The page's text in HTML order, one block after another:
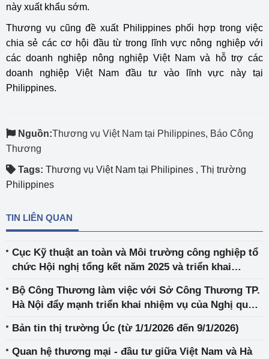
này xuất khẩu sớm.
Thương vụ cũng đề xuất Philippines phối hợp trong việc
chia sẻ các cơ hội đầu từ trong lĩnh vực nông nghiệp với
các doanh nghiệp nông nghiệp Việt Nam và hỗ trợ các
doanh nghiệp Việt Nam đầu tư vào lĩnh vực này tại
Philippines.
Nguồn:Thương vụ Việt Nam tại Philippines, Báo Công
Thương
Tags: Thương vụ Việt Nam tại Philipines , Thị trường
Philippines
TIN LIÊN QUAN
Cục Kỹ thuật an toàn và Môi trường công nghiệp tổ
chức Hội nghị tổng kết năm 2025 và triển khai
Bộ Công Thương làm việc với Sở Công Thương TP.
Hà Nội đẩy mạnh triển khai nhiệm vụ của Nghị quyết
Bản tin thị trường Úc (từ 1/1/2026 đến 9/1/2026)
Quan hệ thương mại - đầu tư giữa Việt Nam và Hà